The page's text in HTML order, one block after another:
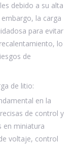
debido a su alta
la carga
para evitar
lo
de
de litio:
en la
de control y
en miniatura
voltaje, control